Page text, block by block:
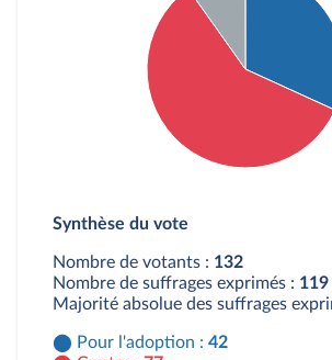
Contre : 77 députés
Synthèse du vote
Nombre de votants : 132
Nombre de suffrages exprimés : 119
Majorité absolue des suffrages
Pour l'adoption : 42